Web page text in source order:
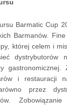
Barmatic Cup
Barmanów.
której celem i
dystrybutorów
gastronomicznej.
i restauracji
przez